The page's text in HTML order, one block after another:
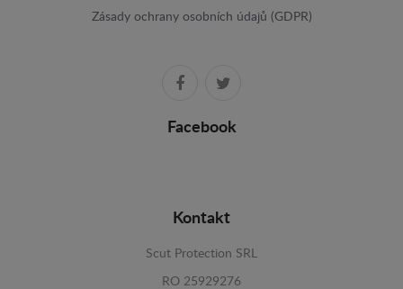
Zásady ochrany osobních údajů (GDPR)
Facebook
Kontakt
Scut Protection SRL
RO 25929276